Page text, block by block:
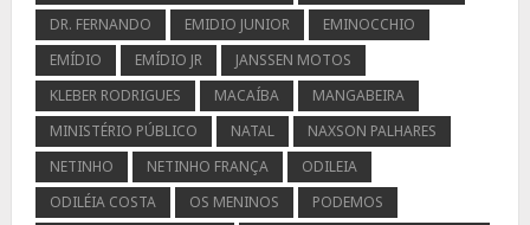
DR. FERNANDO
EMIDIO JUNIOR
EMINOCCHIO
EMÍDIO
EMÍDIO JR
JANSSEN MOTOS
KLEBER RODRIGUES
MACAÍBA
MANGABEIRA
MINISTÉRIO PÚBLICO
NATAL
NAXSON PALHARES
NETINHO
NETINHO FRANÇA
ODILEIA
ODILÉIA COSTA
OS MENINOS
PODEMOS